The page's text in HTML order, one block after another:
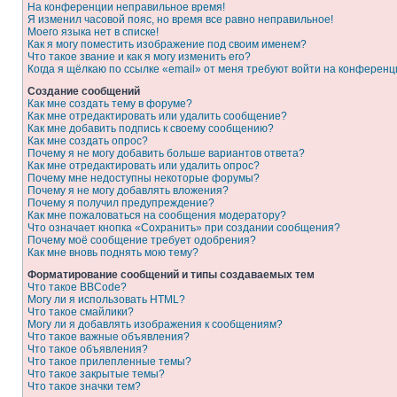
На конференции неправильное время!
Я изменил часовой пояс, но время все равно неправильное!
Моего языка нет в списке!
Как я могу поместить изображение под своим именем?
Что такое звание и как я могу изменить его?
Когда я щёлкаю по ссылке «email» от меня требуют войти на
Создание сообщений
Как мне создать тему в форуме?
Как мне отредактировать или удалить сообщение?
Как мне добавить подпись к своему сообщению?
Как мне создать опрос?
Почему я не могу добавить больше вариантов ответа?
Как мне отредактировать или удалить опрос?
Почему мне недоступны некоторые форумы?
Почему я не могу добавлять вложения?
Почему я получил предупреждение?
Как мне пожаловаться на сообщения модератору?
Что означает кнопка «Сохранить» при создании сообщения?
Почему моё сообщение требует одобрения?
Как мне вновь поднять мою тему?
Форматирование сообщений и типы создаваемых тем
Что такое BBCode?
Могу ли я использовать HTML?
Что такое смайлики?
Могу ли я добавлять изображения к сообщениям?
Что такое важные объявления?
Что такое объявления?
Что такое прилепленные темы?
Что такое закрытые темы?
Что такое значки тем?